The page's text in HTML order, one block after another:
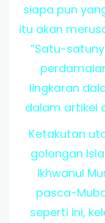
siapa pun
itu akan
”Satu-
lingkaran
dalam artikel
Ketakutan
golongan
Ikhwanul
pasca-
seperti ini,